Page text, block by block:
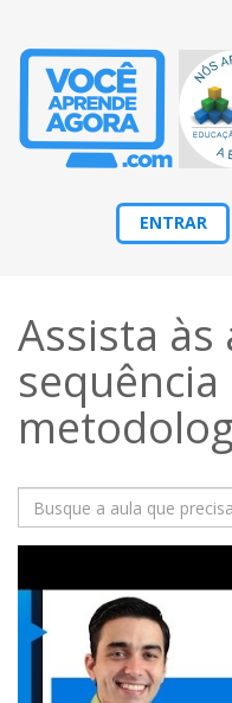
ENTRAR
Assista às
sequência